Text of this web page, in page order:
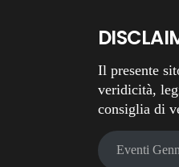
Il presente
veridicità,
consiglia di
Eventi